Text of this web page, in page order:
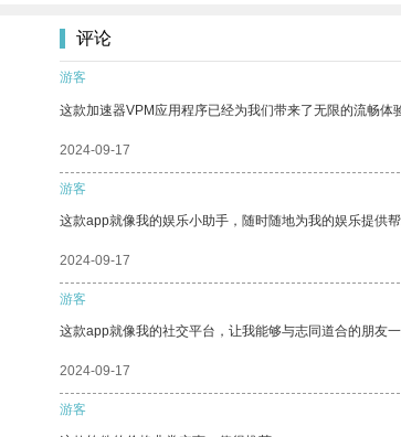
评论
游客
这款加速器VPM应用程序已经为我们带来了无限的流畅体
2024-09-17
游客
这款app就像我的娱乐小助手，随时随地为我的娱乐提供帮
2024-09-17
游客
这款app就像我的社交平台，让我能够与志同道合的朋友一
2024-09-17
游客